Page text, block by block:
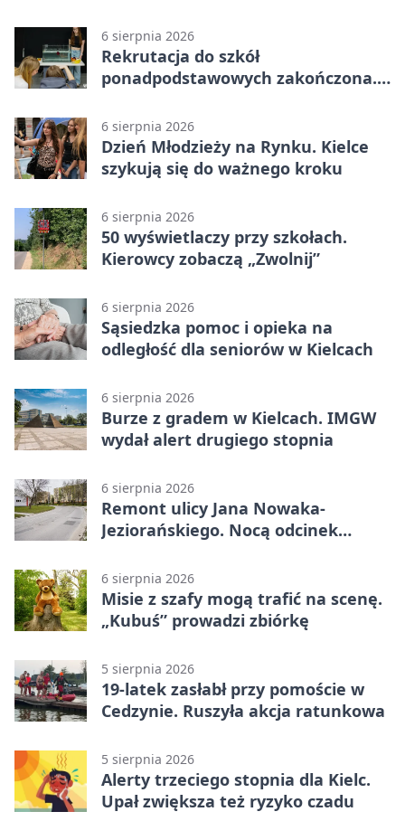
6 sierpnia 2026
Rekrutacja do szkół
ponadpodstawowych zakończona.
6 sierpnia 2026
Dzień Młodzieży na Rynku. Kielce
szykują się do ważnego kroku
6 sierpnia 2026
50 wyświetlaczy przy szkołach.
Kierowcy zobaczą „Zwolnij”
6 sierpnia 2026
Sąsiedzka pomoc i opieka na
odległość dla seniorów w Kielcach
6 sierpnia 2026
Burze z gradem w Kielcach. IMGW
wydał alert drugiego stopnia
6 sierpnia 2026
Remont ulicy Jana Nowaka-
Jeziorańskiego. Nocą odcinek
6 sierpnia 2026
Misie z szafy mogą trafić na scenę.
„Kubuś” prowadzi zbiórkę
5 sierpnia 2026
19-latek zasłabł przy pomoście w
Cedzynie. Ruszyła akcja ratunkowa
5 sierpnia 2026
Alerty trzeciego stopnia dla Kielc.
Upał zwiększa też ryzyko czadu